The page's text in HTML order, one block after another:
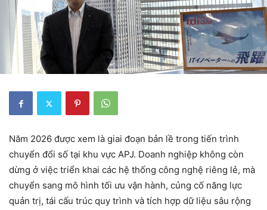
Năm 2026 được xem là giai đoạn bản lề trong tiến trình
chuyển đổi số tại khu vực APJ. Doanh nghiệp không còn
dừng ở việc triển khai các hệ thống công nghệ riêng lẻ, mà
chuyển sang mô hình tối ưu vận hành, củng cố năng lực
quản trị, tái cấu trúc quy trình và tích hợp dữ liệu sâu rộng